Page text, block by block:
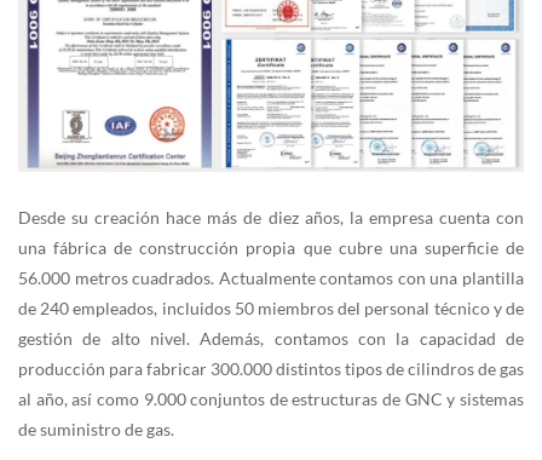
Desde su creación hace más de diez años, la empresa cuenta con
una fábrica de construcción propia que cubre una superficie de
56.000 metros cuadrados. Actualmente contamos con una plantilla
de 240 empleados, incluidos 50 miembros del personal técnico y de
gestión de alto nivel. Además, contamos con la capacidad de
producción para fabricar 300.000 distintos tipos de cilindros de gas
al año, así como 9.000 conjuntos de estructuras de GNC y sistemas
de suministro de gas.